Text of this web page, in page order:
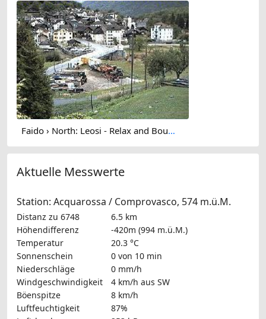
Faido › North: Leosi - Relax and Boulder Friendly Chalet - Chiesa di Sant'Ambrogio (Chironico)
Aktuelle Messwerte
Station: Acquarossa / Comprovasco, 574 m.ü.M.
Distanz zu 6748
6.5 km
Höhendifferenz
-420m (994 m.ü.M.)
Temperatur
20.3 °C
Sonnenschein
0 von 10 min
Niederschläge
0 mm/h
Windgeschwindigkeit
4 km/h aus SW
Böenspitze
8 km/h
Luftfeuchtigkeit
87%